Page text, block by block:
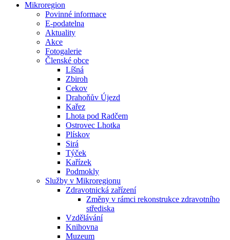
Mikroregion
Povinné informace
E-podatelna
Aktuality
Akce
Fotogalerie
Členské obce
Líšná
Zbiroh
Cekov
Drahoňův Újezd
Kařez
Lhota pod Radčem
Ostrovec Lhotka
Plískov
Sirá
Týček
Kařízek
Podmokly
Služby v Mikroregionu
Zdravotnická zařízení
Změny v rámci rekonstrukce zdravotního
střediska
Vzdělávání
Knihovna
Muzeum